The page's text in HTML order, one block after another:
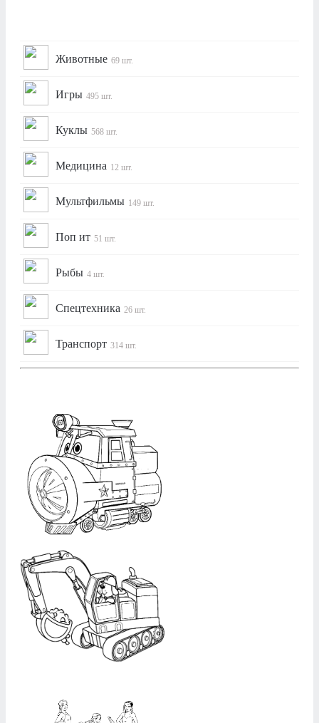
Животные 69 шт.
Игры 495 шт.
Куклы 568 шт.
Медицина 12 шт.
Мультфильмы 149 шт.
Поп ит 51 шт.
Рыбы 4 шт.
Спецтехника 26 шт.
Транспорт 314 шт.